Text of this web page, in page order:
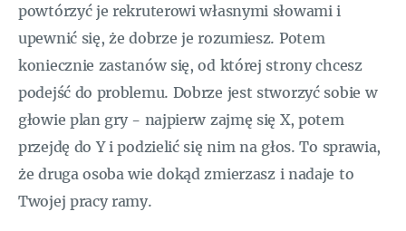
powtórzyć je rekruterowi własnymi słowami i
upewnić się, że dobrze je rozumiesz. Potem
koniecznie zastanów się, od której strony chcesz
podejść do problemu. Dobrze jest stworzyć sobie w
głowie plan gry - najpierw zajmę się X, potem
przejdę do Y i podzielić się nim na głos. To sprawia,
że druga osoba wie dokąd zmierzasz i nadaje to
Twojej pracy ramy.